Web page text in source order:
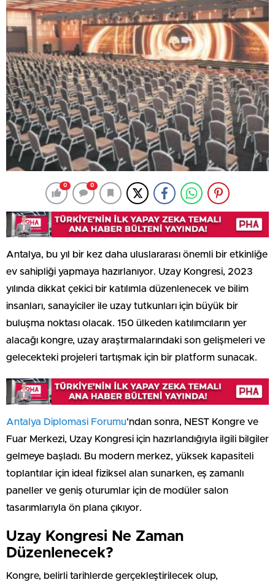
0 0
Antalya, bu yıl bir kez daha uluslararası önemli bir etkinliğe
ev sahipliği yapmaya hazırlanıyor. Uzay Kongresi, 2023
yılında dikkat çekici bir katılımla düzenlenecek ve bilim
insanları, sanayiciler ile uzay tutkunları için büyük bir
buluşma noktası olacak. 150 ülkeden katılımcıların yer
alacağı kongre, uzay araştırmalarındaki son gelişmeleri ve
gelecekteki projeleri tartışmak için bir platform sunacak.
Antalya Diplomasi Forumu’ndan sonra, NEST Kongre ve
Fuar Merkezi, Uzay Kongresi için hazırlandığıyla ilgili bilgiler
gelmeye başladı. Bu modern merkez, yüksek kapasiteli
toplantılar için ideal fiziksel alan sunarken, eş zamanlı
paneller ve geniş oturumlar için de modüler salon
tasarımlarıyla ön plana çıkıyor.
Uzay Kongresi Ne Zaman
Düzenlenecek?
Kongre, belirli tarihlerde gerçekleştirilecek olup,